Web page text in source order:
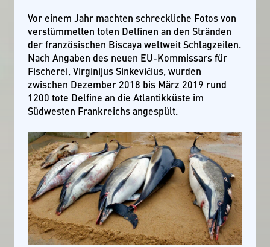
Vor einem Jahr machten schreckliche Fotos von
verstümmelten toten Delfinen an den Stränden
der französischen Biscaya weltweit Schlagzeilen.
Nach Angaben des neuen EU-Kommissars für
Fischerei, Virginijus Sinkevičius, wurden
zwischen Dezember 2018 bis März 2019 rund
1200 tote Delfine an die Atlantikküste im
Südwesten Frankreichs angespült.